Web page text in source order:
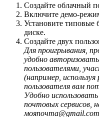
Создайте облачный
Включите демо-
Установите типовые
диске.
Создайте двух
Для проигрывания,
удобно
пользователями,
(например,
пользователя вам
Удобно
почтовых сервисов,